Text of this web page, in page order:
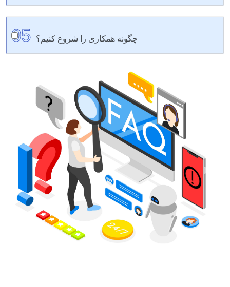
ما راه حل های کاملی از جمله تولید، بازرسی کیفیت، ترتیب
حمل و نقل، ترخیص کالا از گمرک و تحویل درب منزل را ارائه
05 چگونه همکاری را شروع کنیم؟
خود را به ما بگویید. ما یک پیشنهاد مناسب، نقل قول رسمی و
جدول زمانی پروژه را به سرعت ارائه خواهیم کرد.